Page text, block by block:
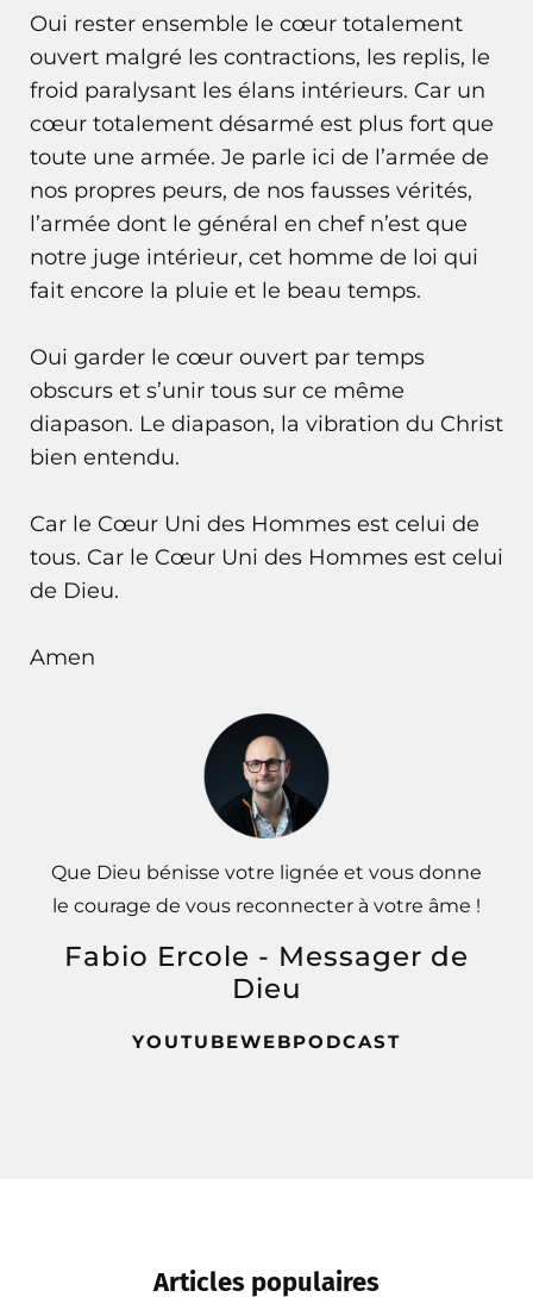
Oui rester ensemble le cœur totalement
ouvert malgré les contractions, les replis, le
froid paralysant les élans intérieurs. Car un
cœur totalement désarmé est plus fort que
toute une armée. Je parle ici de l’armée de
nos propres peurs, de nos fausses vérités,
l’armée dont le général en chef n’est que
notre juge intérieur, cet homme de loi qui
fait encore la pluie et le beau temps.
Oui garder le cœur ouvert par temps
obscurs et s’unir tous sur ce même
diapason. Le diapason, la vibration du Christ
bien entendu.
Car le Cœur Uni des Hommes est celui de
tous. Car le Cœur Uni des Hommes est celui
de Dieu.
Amen
Que Dieu bénisse votre lignée et vous donne
le courage de vous reconnecter à votre âme !
Fabio Ercole - Messager de
Dieu
YOUTUBEWEBPODCAST
Articles populaires